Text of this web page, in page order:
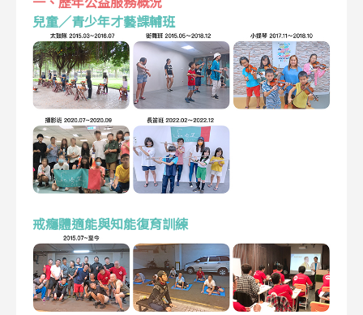
兒童／青少年才藝課輔班
戒癮體適能與知能復育訓練